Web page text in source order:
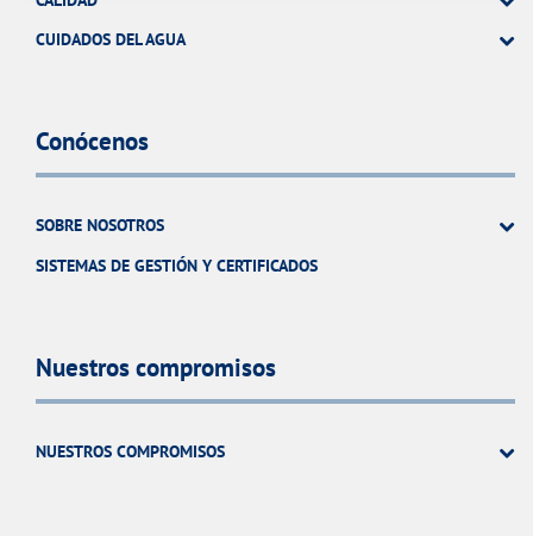
CUIDADOS DEL AGUA
Conócenos
SOBRE NOSOTROS
SISTEMAS DE GESTIÓN Y CERTIFICADOS
Nuestros compromisos
NUESTROS COMPROMISOS